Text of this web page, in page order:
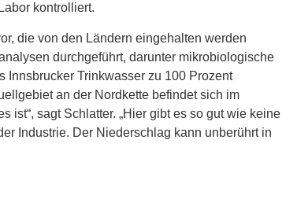
kontrolliert.
die von den Ländern eingehalten werden
durchgeführt, darunter mikrobiologische
Innsbrucker Trinkwasser zu 100 Prozent
an der Nordkette befindet sich im
ist“, sagt Schlatter. „Hier gibt es so gut wie keine
Industrie. Der Niederschlag kann unberührt in